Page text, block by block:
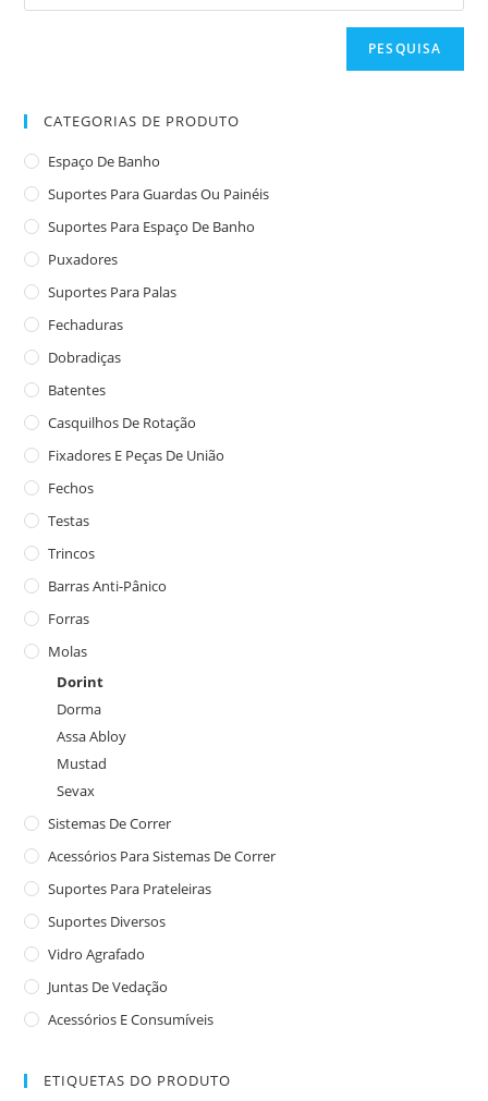
PESQUISA
CATEGORIAS DE PRODUTO
Espaço De Banho
Suportes Para Guardas Ou Painéis
Suportes Para Espaço De Banho
Puxadores
Suportes Para Palas
Fechaduras
Dobradiças
Batentes
Casquilhos De Rotação
Fixadores E Peças De União
Fechos
Testas
Trincos
Barras Anti-Pânico
Forras
Molas
Dorint
Dorma
Assa Abloy
Mustad
Sevax
Sistemas De Correr
Acessórios Para Sistemas De Correr
Suportes Para Prateleiras
Suportes Diversos
Vidro Agrafado
Juntas De Vedação
Acessórios E Consumíveis
ETIQUETAS DO PRODUTO